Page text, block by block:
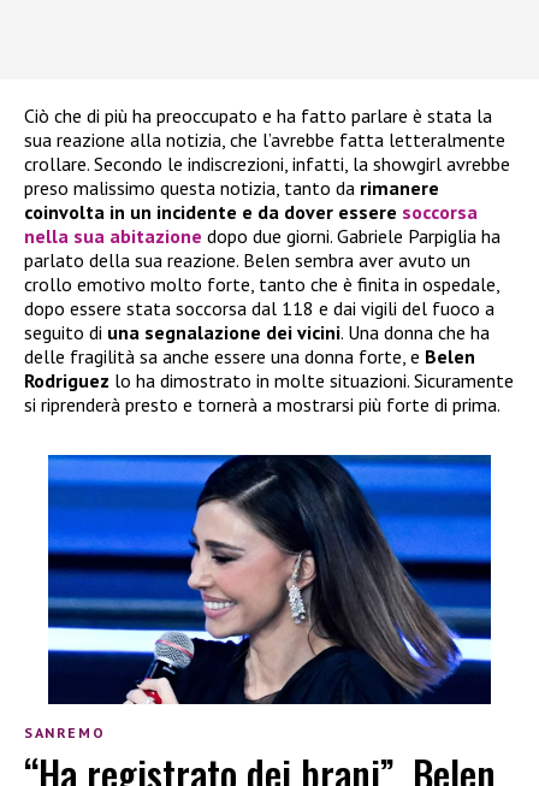
Ciò che di più ha preoccupato e ha fatto parlare è stata la
sua reazione alla notizia, che l’avrebbe fatta letteralmente
crollare. Secondo le indiscrezioni, infatti, la showgirl avrebbe
preso malissimo questa notizia, tanto da rimanere
coinvolta in un incidente e da dover essere soccorsa
nella sua abitazione dopo due giorni. Gabriele Parpiglia ha
parlato della sua reazione. Belen sembra aver avuto un
crollo emotivo molto forte, tanto che è finita in ospedale,
dopo essere stata soccorsa dal 118 e dai vigili del fuoco a
seguito di una segnalazione dei vicini. Una donna che ha
delle fragilità sa anche essere una donna forte, e Belen
Rodriguez lo ha dimostrato in molte situazioni. Sicuramente
si riprenderà presto e tornerà a mostrarsi più forte di prima.
SANREMO
“Ha registrato dei brani”, Belen